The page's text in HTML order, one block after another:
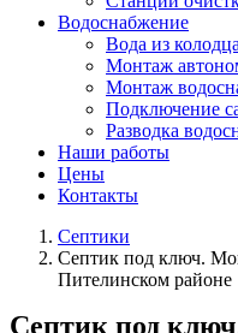
Водоснабжение
Вода из
Монтаж
Монтаж
Подключение
Разводка
Наши работы
Цены
Контакты
Септики
Септик под ключ.
Пителинском районе
Септик под